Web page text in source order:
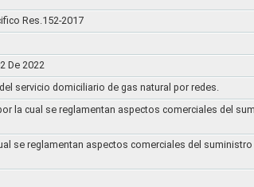
Res.152-2017
De 2022
servicio domiciliario de gas natural por redes.
la cual se reglamentan aspectos comerciales del
se reglamentan aspectos comerciales del